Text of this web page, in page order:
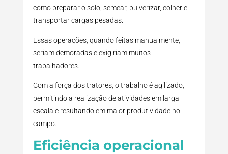
como preparar o solo, semear, pulverizar, colher e
transportar cargas pesadas.
Essas operações, quando feitas manualmente,
seriam demoradas e exigiriam muitos
trabalhadores.
Com a força dos tratores, o trabalho é agilizado,
permitindo a realização de atividades em larga
escala e resultando em maior produtividade no
campo.
Eficiência operacional